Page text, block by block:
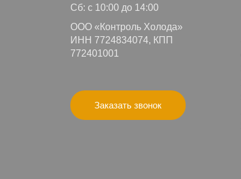
Сб: с 10:00 до 14:00
ООО «Контроль Холода»
ИНН 7724834074, КПП
772401001
Заказать звонок